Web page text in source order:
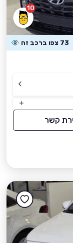
10
73 צפו ברכב זה
קשר